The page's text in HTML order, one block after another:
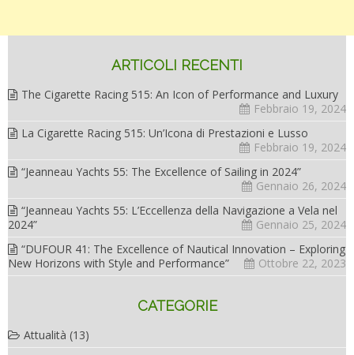
ARTICOLI RECENTI
The Cigarette Racing 515: An Icon of Performance and Luxury
Febbraio 19, 2024
La Cigarette Racing 515: Un’Icona di Prestazioni e Lusso
Febbraio 19, 2024
“Jeanneau Yachts 55: The Excellence of Sailing in 2024”
Gennaio 26, 2024
“Jeanneau Yachts 55: L’Eccellenza della Navigazione a Vela nel
2024”
Gennaio 25, 2024
“DUFOUR 41: The Excellence of Nautical Innovation – Exploring
New Horizons with Style and Performance”
Ottobre 22, 2023
CATEGORIE
Attualità (13)